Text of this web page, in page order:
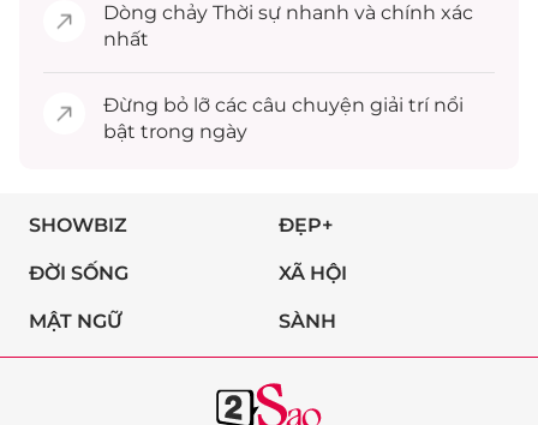
Dòng chảy Thời sự nhanh và chính xác
nhất
Đừng bỏ lỡ các câu chuyện giải trínổi
bật trong ngày
SHOWBIZ ĐẸP+
ĐỜI SỐNG XÃ HỘI
MẬT NGỮ SÀNH